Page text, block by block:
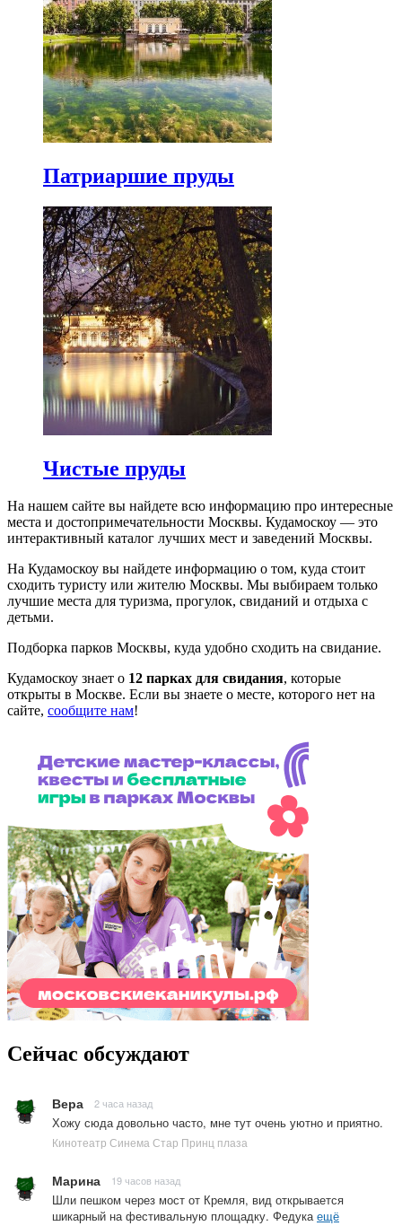
Патриаршие пруды
Чистые пруды
На нашем сайте вы найдете всю информацию про интересные
места и достопримечательности Москвы. Кудамоскоу — это
интерактивный каталог лучших мест и заведений Москвы.
На Кудамоскоу вы найдете информацию о том, куда стоит
сходить туристу или жителю Москвы. Мы выбираем только
лучшие места для туризма, прогулок, свиданий и отдыха с
детьми.
Подборка парков Москвы, куда удобно сходить на свидание.
Кудамоскоу знает о 12 парках для свидания, которые
открыты в Москве. Если вы знаете о месте, которого нет на
сайте, сообщите нам!
Сейчас обсуждают
Вера 2 часа назад
Хожу сюда довольно часто, мне тут очень уютно и приятно.
Кинотеатр Синема Стар Принц плаза
Марина 19 часов назад
Шли пешком через мост от Кремля, вид открывается
шикарный на фестивальную площадку. Федукаещё